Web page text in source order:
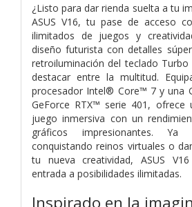
¿Listo para dar rienda suelta a tu
ASUS V16, tu pase de acceso
ilimitados de juegos y
diseño futurista con detalles
retroiluminación del teclado
destacar entre la multitud.
procesador Intel® Core™ 7 y una
GeForce RTX™ serie 401, ofrece
juego inmersiva con un
gráficos impresionantes.
conquistando reinos virtuales o
tu nueva creatividad, ASUS
entrada a posibilidades ilimitadas.
Inspirado en la